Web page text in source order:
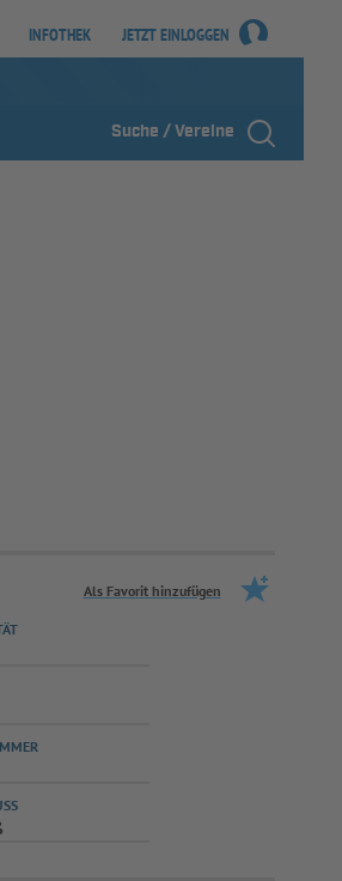
INFOTHEK JETZT EINLOGGEN
Suche / Vereine
Als Favorit hinzufügen